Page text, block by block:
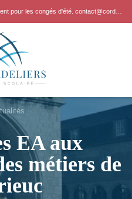
EA aux
métiers de